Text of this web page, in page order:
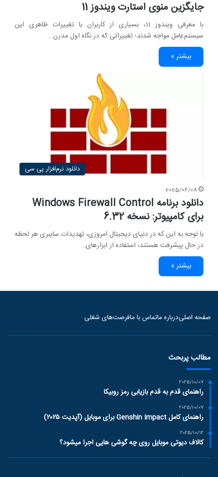
جایگزین منوی استارت ویندوز 11
با معرفی ویندوز 11، بسیاری از کاربران با تغییرات ظاهری این
سیستم‌عامل مواجه شدند؛ تغییراتی که در نگاه اول مدرن…
بیشتر »
دانلود نرم‌افزار پی سی
2025/06/08
دانلود برنامه Windows Firewall Control
برای کامپیوتر: نسخه 6.32
با توجه به این که در دنیای دیجیتال امروزی، تهدیدات سایبری هر لحظه
در حال پیشرفت هستند، استفاده از ابزارهای…
بیشتر »
صفحه اصلیدرباره ماتماس با مافرصت‌های شغلی
مطالب پربحث
2025/10/07
راهنمای قدم به قدم بازیابی رمز روبیکا
2025/10/07
راهنمای کامل Genshin Impact برای موبایل (آپدیت ۲۰۲۵)
2025/10/12
کالاف دیوتی موبایل روی چه گوشی هایی اجرا میشود؟